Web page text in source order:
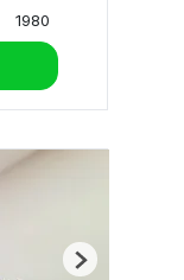
1980
Next